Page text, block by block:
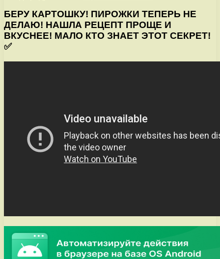
БЕРУ КАРТОШКУ! ПИРОЖКИ ТЕПЕРЬ НЕ
ДЕЛАЮ! НАШЛА РЕЦЕПТ ПРОЩЕ И
ВКУСНЕЕ! МАЛО КТО ЗНАЕТ ЭТОТ СЕКРЕТ!
✅